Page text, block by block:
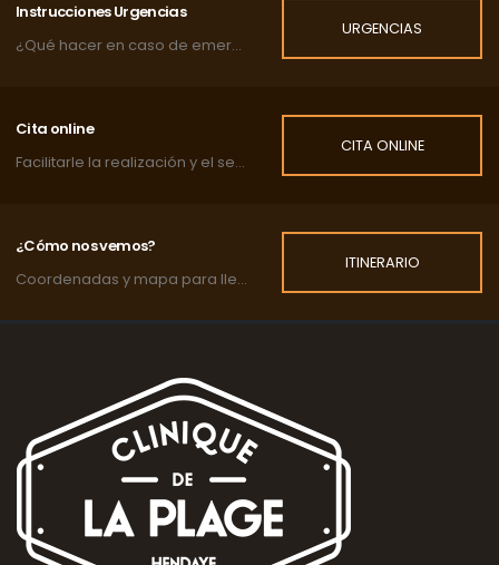
Instrucciones Urgencias
¿Qué hacer en caso de emergencia?
URGENCIAS
Cita online
Facilitarle la realización y el seguimiento de las citas de su mascota.
CITA ONLINE
¿Cómo nos vemos?
Coordenadas y mapa para llegar a la clínica.
ITINERARIO